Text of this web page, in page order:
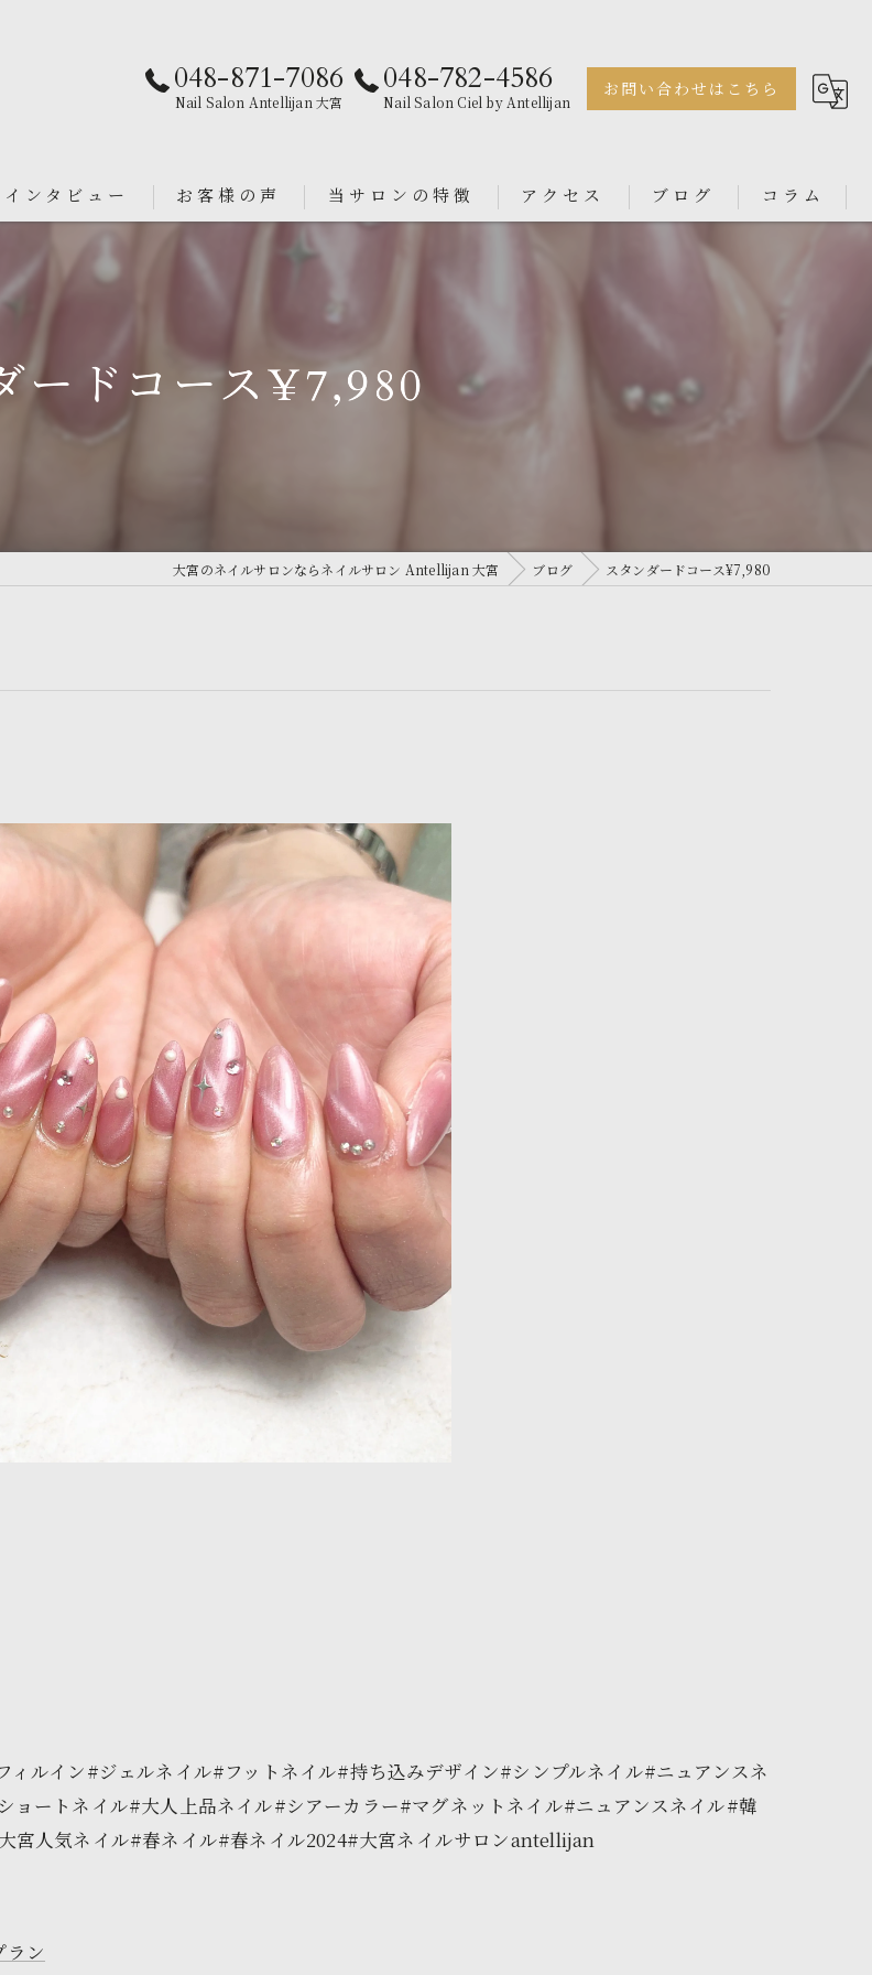
048-871-7086
Nail Salon Antellijan 大宮
048-782-4586
Nail Salon Ciel by Antellijan
お問い合わせはこちら
ンタビュー お客様の声 当サロンの特徴
シンプル
ニュアンス
アクセス
Nail Salon Ciel By Antellijan
ブログ コラム
ードコース¥7,980
大宮のネイルサロンならネイルサロン Antellijan 大宮 ブログ スタンダードコース¥7,980
ルイン#ジェルネイル#フットネイル#持ち込みデザイン#シンプルネイル#ニュアンスネ
ートネイル#大人上品ネイル#シアーカラー#マグネットネイル#ニュアンスネイル#韓
宮人気ネイル#春ネイル#春ネイル2024#大宮ネイルサロンantellijan
ラン